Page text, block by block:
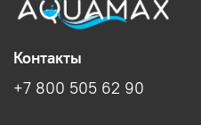
Контакты
+7 800 505 62 90